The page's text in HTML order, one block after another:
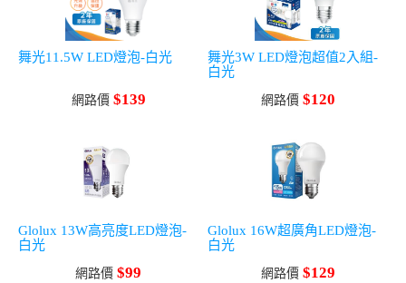
舞光11.5W LED燈泡-白光
網路價 $139
舞光3W LED燈泡超值2入組-
白光
網路價 $120
Glolux 13W高亮度LED燈泡-
白光
網路價 $99
Glolux 16W超廣角LED燈泡-
白光
網路價 $129